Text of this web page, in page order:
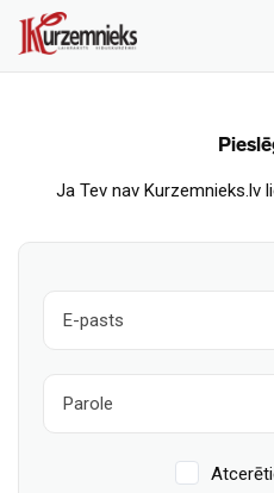
Ja Tev nav Kurzemnieks.lv